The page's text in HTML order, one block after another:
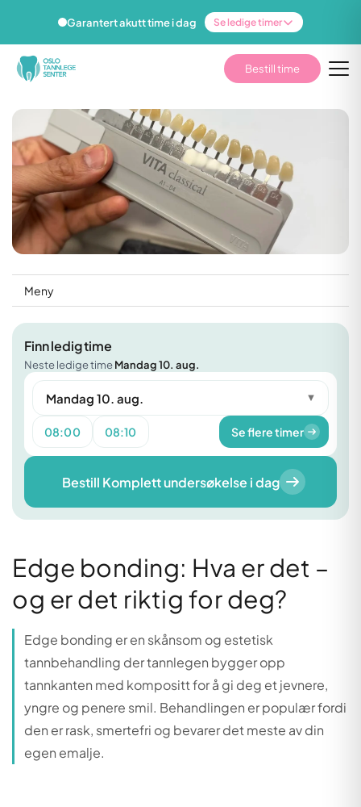
Garantert akutt time i dag Se ledige timer
Bestill time
Meny
Finn ledig time
Neste ledige timeMandag 10. aug.
Mandag 10. aug. ▼
08:00 08:10 Se flere timer
Bestill Komplett undersøkelse i dag
Edge bonding: Hva er det –
og er det riktig for deg?
Edge bonding er en skånsom og estetisk
tannbehandling der tannlegen bygger opp
tannkanten med kompositt for å gi deg et jevnere,
yngre og penere smil. Behandlingen er populær fordi
den er rask, smertefri og bevarer det meste av din
egen emalje.